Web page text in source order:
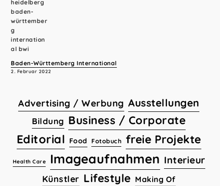
Baden-Württemberg International
2. Februar 2022
Advertising / Werbung Ausstellungen
Bildung Business / Corporate
Editorial Food Fotobuch freie Projekte
Health Care Imageaufnahmen Interieur
Künstler Lifestyle Making Of